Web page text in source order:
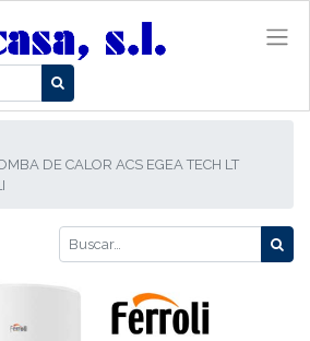
DE CALOR ACS EGEA TECH LT